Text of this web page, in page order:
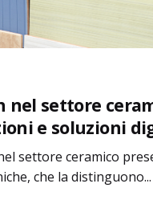
nel settore
e soluzioni
settore ceramico
che la distinguono...